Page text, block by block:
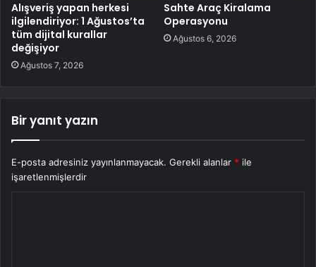
Alışveriş yapan herkesi
ilgilendiriyor: 1 Ağustos’ta
tüm dijital kurallar
değişiyor
Ağustos 7, 2026
Sahte Araç Kiralama
Operasyonu
Ağustos 6, 2026
Bir yanıt yazın
E-posta adresiniz yayınlanmayacak. Gerekli alanlar * ile
işaretlenmişlerdir